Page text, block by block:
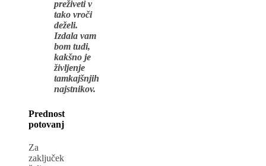
preživeti v
tako vroči
deželi.
Izdala vam
bom tudi,
kakšno je
življenje
tamkajšnjih
najstnikov.
Prednost
potovanj
Za
zaključek